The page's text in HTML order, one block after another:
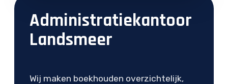
Administratiekantoor
Landsmeer
Wij maken boekhouden overzichtelijk,